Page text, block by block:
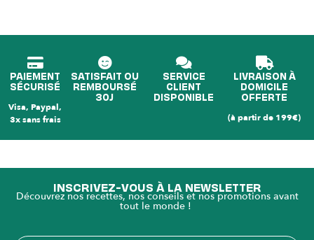
PAIEMENT
SÉCURISÉ
Visa, Paypal,
3x sans frais
SATISFAIT OU
REMBOURSÉ
30J
SERVICE
CLIENT
DISPONIBLE
LIVRAISON À
DOMICILE
OFFERTE
(à partir de 199€)
INSCRIVEZ-VOUS À LA NEWSLETTER
Découvrez nos recettes, nos conseils et nos promotions avant
tout le monde !